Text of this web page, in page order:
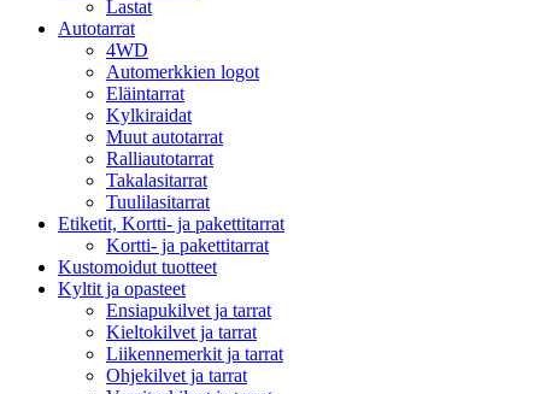
Lastat
Autotarrat
4WD
Automerkkien logot
Eläintarrat
Kylkiraidat
Muut autotarrat
Ralliautotarrat
Takalasitarrat
Tuulilasitarrat
Etiketit, Kortti- ja pakettitarrat
Kortti- ja pakettitarrat
Kustomoidut tuotteet
Kyltit ja opasteet
Ensiapukilvet ja tarrat
Kieltokilvet ja tarrat
Liikennemerkit ja tarrat
Ohjekilvet ja tarrat